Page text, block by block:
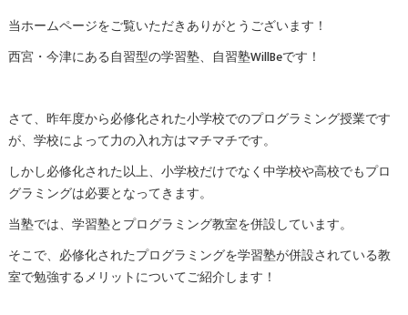
当ホームページをご覧いただきありがとうございます！
西宮・今津にある自習型の学習塾、自習塾WillBeです！
さて、昨年度から必修化された小学校でのプログラミング授業です
が、学校によって力の入れ方はマチマチです。
しかし必修化された以上、小学校だけでなく中学校や高校でもプロ
グラミングは必要となってきます。
当塾では、学習塾とプログラミング教室を併設しています。
そこで、必修化されたプログラミングを学習塾が併設されている教
室で勉強するメリットについてご紹介します！